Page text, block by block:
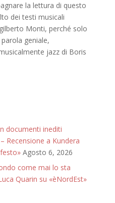
la lettura di questo
dei testi musicali
Monti, perché solo
geniale,
jazz di Boris
documenti inediti
Recensione a Kundera
Agosto 6, 2026
come mai lo sta
Quarin su «èNordEst»